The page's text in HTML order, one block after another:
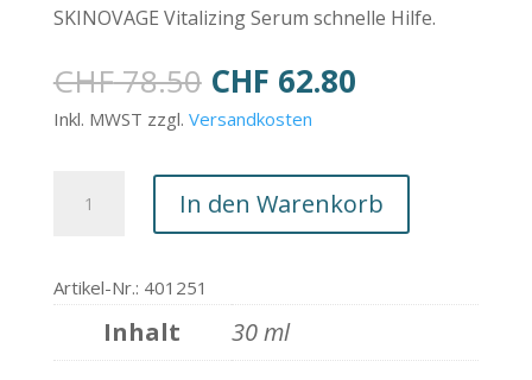
SKINOVAGE Vitalizing Serum schnelle Hilfe.
CHF78.50 Ursprünglicher
Preis
CHF 78.50
CHF 62.80Aktueller
CHF 62.80.
Inkl. MWST zzgl. Versandkosten
Vitalizing
Menge
In den Warenkorb
Artikel-Nr.: 401251
Inhalt 30 ml